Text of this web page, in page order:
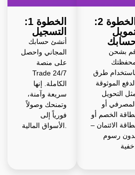
الخطوة 1:
التسجيل
أنشئ حسابك
المجاني واحصل
على منصة
Trade 24/7
الكاملة. إنها
سريعة وآمنة،
وتمنحك وصولاً
فورياً إلى
الأسواق المالية.
الخطوة 2:
بشحن
طرق
الموثوقة
التحويل
أو
الخصم أو
الائتمان –
رسوم